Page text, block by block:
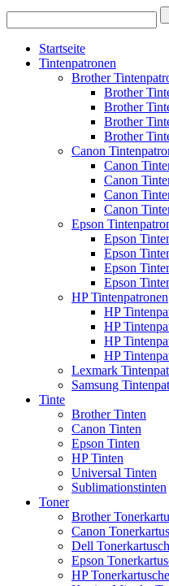
Startseite
Tintenpatronen
Brother
Brother
Brother
Brother
Brother
Canon
Canon
Canon
Canon
Canon
Epson
Epson
Epson
Epson
Epson
HP Tintenpatronen
HP
HP
HP
HP
Lexmark
Samsung
Tinte
Brother Tinten
Canon Tinten
Epson Tinten
HP Tinten
Universal Tinten
Sublimationstinten
Toner
Brother
Canon
Dell
Epson
HP